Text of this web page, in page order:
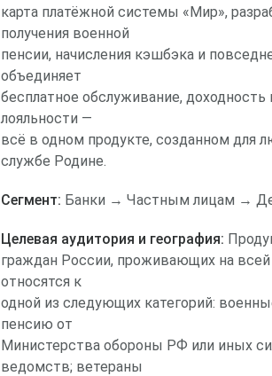
карта платёжной системы «Мир»,
получения военной
пенсии, начисления кэшбэка и
объединяет
бесплатное обслуживание,
лояльности —
всё в одном продукте, созданном для
службе Родине.
Сегмент: Банки → Частным лицам →
Целевая аудитория и география:
граждан России, проживающих на
относятся к
одной из следующих категорий:
пенсию от
Министерства обороны РФ или иных
ведомств; ветераны